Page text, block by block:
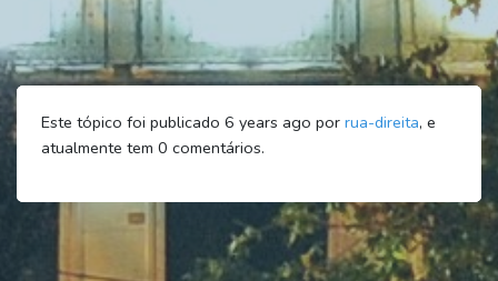
Este tópico foi publicado 6 years ago por rua-direita, e
atualmente tem 0 comentários.